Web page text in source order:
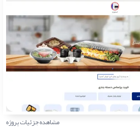
مشاهده جزئیات پروژه